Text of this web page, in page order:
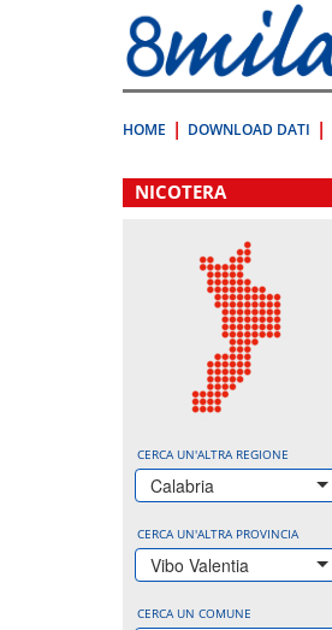
direttamente
a:
Contenuto
HOME DOWNLOAD DATI
.
NICOTERA
CERCA UN'ALTRA REGIONE
Calabria
CERCA UN'ALTRA PROVINCIA
Vibo Valentia
CERCA UN COMUNE